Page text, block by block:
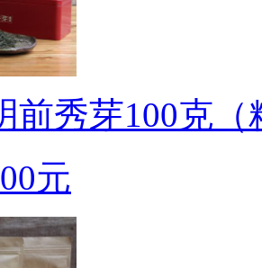
前秀芽100克（
元